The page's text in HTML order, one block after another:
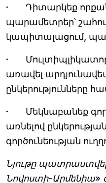
· Դիտարկեք
պարամետրեր՝
կապիտալացում,
·
առավել
ընկերությունները
· Մեկնաբանեք
առնելով
գործունեության
Նյութը
Նովոստի-Արմենիա»